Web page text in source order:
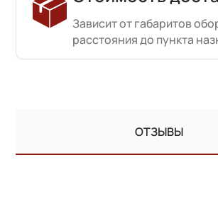
Зависит от габаритов
расстояния до пункта
ОТЗЫВЫ